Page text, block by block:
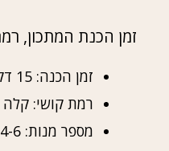
זמן הכנת המתכון,
זמן הכנה: 15 דקות
רמת קושי: קלה
מספר מנות: 4-6 אנשים